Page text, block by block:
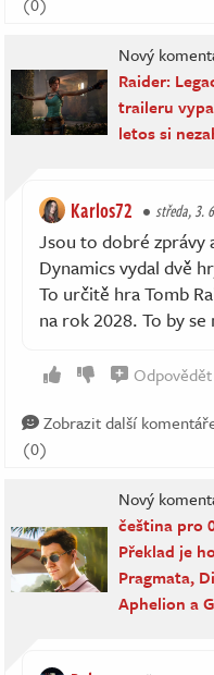
Nový
Raider:
traileru
letos si
Karlos72 středa, 3.
Jsou to dobré zprávy
Dynamics vydal dvě
To určitě hra Tomb
na rok 2028. To by
Odpovědět
Zobrazit další
(0)
Nový
čeština pro
Překlad je
Pragmata,
Aphelion a